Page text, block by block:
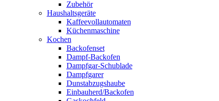
Zubehör
Haushaltsgeräte
Kaffeevollautomaten
Küchenmaschine
Kochen
Backofenset
Dampf-Backofen
Dampfgar-Schublade
Dampfgarer
Dunstabzugshaube
Einbauherd/Backofen